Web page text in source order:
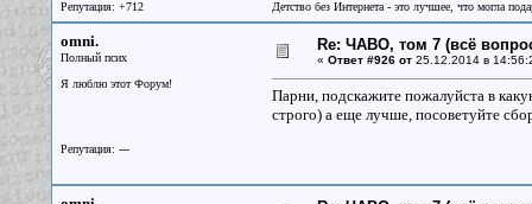
Репутация: +712
Детство без Интернета - это лучшее, что могла
omni.
Полный псих
Я люблю этот Форум!
Репутация: ---
Re: ЧАВО, том 7 (всё
« Ответ #926 от25.12.2014 в
Парни, подскажите пожалуйста в
строго) а еще лучше, посоветуйте